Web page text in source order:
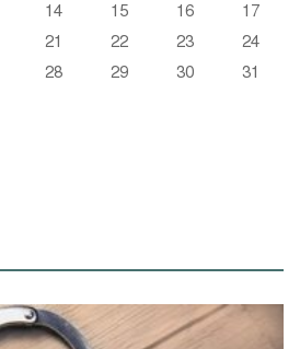
14 15 16
17
21 22 23
24
28 29 30
31